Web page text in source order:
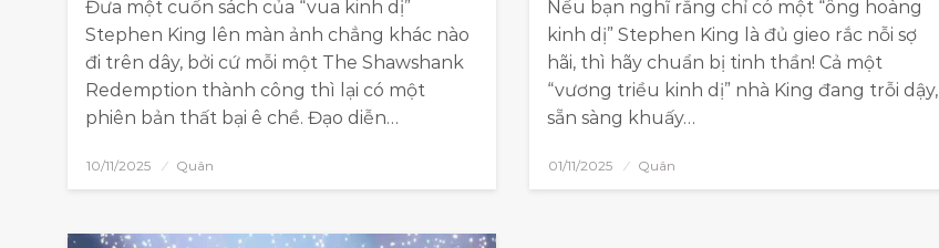
Đưa một cuốn sách của “vua kinh dị”
Stephen King lên màn ảnh chẳng khác nào
đi trên dây, bởi cứ mỗi một The Shawshank
Redemption thành công thì lại có một
phiên bản thất bại ê chề. Đạo diễn…
10/11/2025 Quân
Nếu bạn nghĩ rằng chỉ có một “ông hoàng
kinh dị” Stephen King là đủ gieo rắc nỗi sợ
hãi, thì hãy chuẩn bị tinh thần! Cả một
“vương triều kinh dị” nhà King đang trỗi dậy,
sẵn sàng khuấy…
01/11/2025 Quân